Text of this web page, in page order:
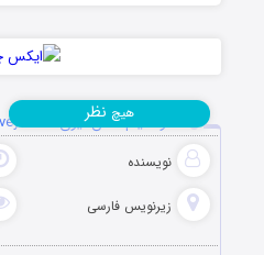
دانلود فیلم مگان لیوی Megan Leavey 2017
نویسنده
زیرنویس فارسی
هیچ نظر